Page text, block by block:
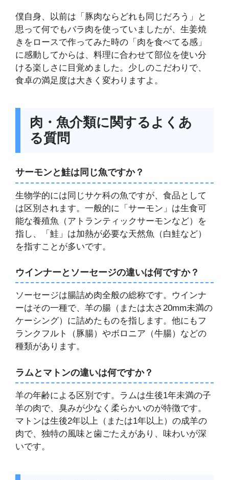
僕自身、以前は「豚肉ならどれも同じだろう」と
思って何でもバラ肉を使っていましたが、生姜焼
きをロースで作ってみた時の「肉を食べてる感」
に感動してからは、料理に合わせて部位を使い分
ける楽しさに目覚めました。少しのこだわりで、
食卓の満足度は大きく変わりますよ。
肉・魚介類に関するよくあ
る質問
サーモンと鮭は同じ魚ですか？
生物学的には同じサケ科の魚ですが、食品として
は区別されます。一般的に「サーモン」は生食可
能な養殖魚（アトランティックサーモンなど）を
指し、「鮭」は加熱が必要な天然魚（白鮭など）
を指すことが多いです。
ウインナーとソーセージの違いは何ですか？
ソーセージは腸詰め肉全般の総称です。ウインナ
ーはその一種で、羊の腸（または太さ20mm未満の
ケーシング）に詰めたものを指します。他にもフ
ランクフルト（豚腸）やボロニア（牛腸）などの
種類があります。
ラムとマトンの違いは何ですか？
羊の年齢による区別です。ラムは生後1年未満の子
羊の肉で、臭みが少なく柔らかいのが特徴です。
マトンは生後2年以上（または1年以上）の成羊の
肉で、独特の風味と歯ごたえがあり、味わいが深
いです。